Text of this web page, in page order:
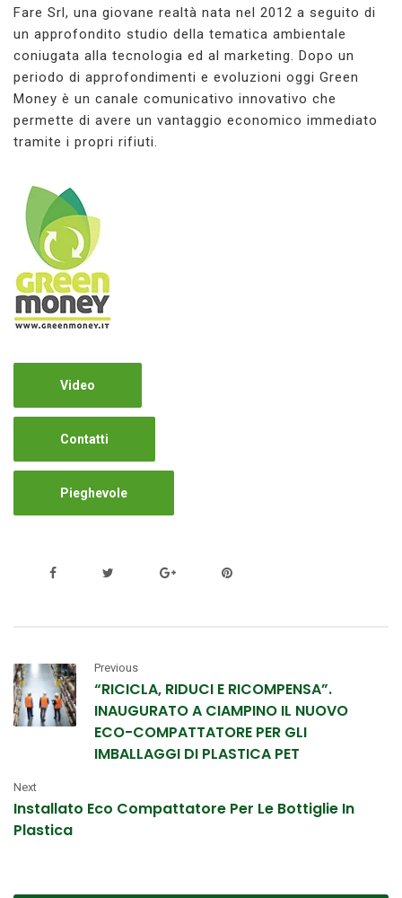
Fare Srl, una giovane realtà nata nel 2012 a seguito di
un approfondito studio della tematica ambientale
coniugata alla tecnologia ed al marketing. Dopo un
periodo di approfondimenti e evoluzioni oggi Green
Money è un canale comunicativo innovativo che
permette di avere un vantaggio economico immediato
tramite i propri rifiuti.
Video
Contatti
Pieghevole
Previous
“RICICLA, RIDUCI E RICOMPENSA”.
INAUGURATO A CIAMPINO IL NUOVO
ECO-COMPATTATORE PER GLI
IMBALLAGGI DI PLASTICA PET
Next
Installato Eco Compattatore Per Le Bottiglie In
Plastica